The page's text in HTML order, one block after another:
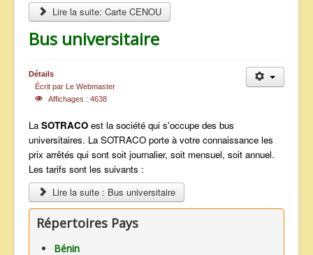
Lire la suite: Carte CENOU
Bus universitaire
Détails
Écrit par Le Webmaster
Affichages : 4638
LaSOTRACO est la société qui s'occupe des bus
universitaires. La SOTRACO porte à votre connaissance les
prix arrêtés qui sont soit journalier, soit mensuel, soit annuel.
Les tarifs sont les suivants :
Lire la suite : Bus universitaire
Répertoires Pays
Bénin